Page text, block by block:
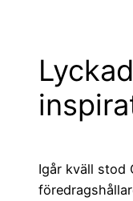
Igår kväll stod